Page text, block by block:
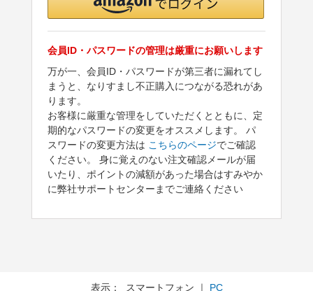
会員ID・パスワードの管理は厳重にお願いします
万が一、会員ID・パスワードが第三者に漏れてし
まうと、なりすまし不正購入につながる恐れがあ
ります。
お客様に厳重な管理をしていただくとともに、定
期的なパスワードの変更をオススメします。 パ
スワードの変更方法は こちらのページでご確認
ください。 身に覚えのない注文確認メールが届
いたり、ポイントの減額があった場合はすみやか
に弊社サポートセンターまでご連絡ください
表示： スマートフォン ｜ PC